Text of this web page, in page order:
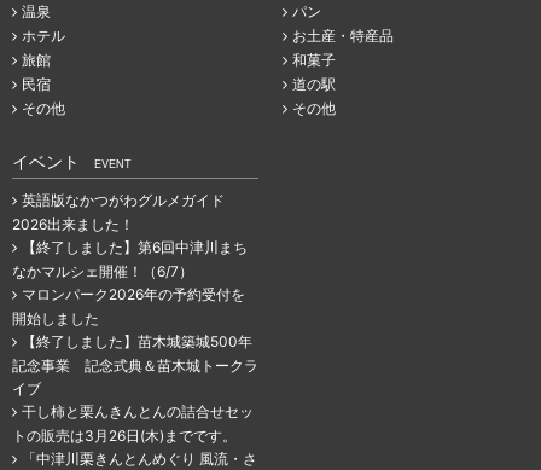
温泉
ホテル
旅館
民宿
その他
パン
お土産・特産品
和菓子
道の駅
その他
イベント EVENT
英語版なかつがわグルメガイド
2026出来ました！
【終了しました】第6回中津川まち
なかマルシェ開催！（6/7）
マロンパーク2026年の予約受付を
開始しました
【終了しました】苗木城築城500年
記念事業 記念式典＆苗木城トークラ
イブ
干し柿と栗んきんとんの詰合せセッ
トの販売は3月26日(木)までです。
「中津川栗きんとんめぐり 風流・さ